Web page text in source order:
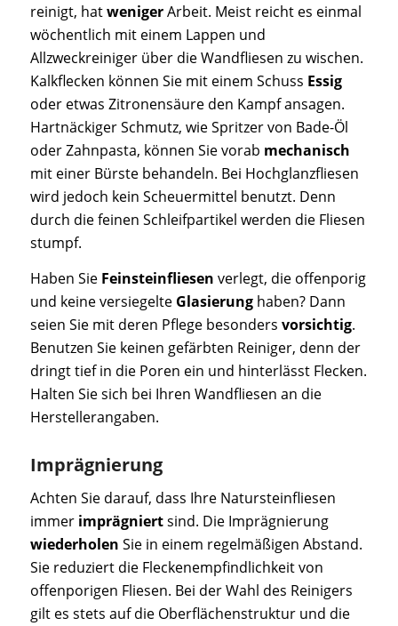
reinigt, hatwenigerArbeit. Meist reicht es einmal
wöchentlich mit einem Lappen und
Allzweckreiniger über die Wandfliesen zu wischen.
Kalkflecken können Sie mit einem Schuss Essig
oder etwas Zitronensäure den Kampf ansagen.
Hartnäckiger Schmutz, wie Spritzer von Bade-Öl
oder Zahnpasta, können Sie vorab mechanisch
mit einer Bürste behandeln. Bei Hochglanzfliesen
wird jedoch kein Scheuermittel benutzt. Denn
durch die feinen Schleifpartikel werden die Fliesen
stumpf.
Haben Sie Feinsteinfliesen verlegt, die offenporig
und keine versiegelte Glasierunghaben? Dann
seien Sie mit deren Pflege besonders vorsichtig.
Benutzen Sie keinen gefärbten Reiniger, denn der
dringt tief in die Poren ein und hinterlässt Flecken.
Halten Sie sich bei Ihren Wandfliesen an die
Herstellerangaben.
Imprägnierung
Achten Sie darauf, dass Ihre Natursteinfliesen
immer imprägniertsind. Die Imprägnierung
wiederholen Sie in einem regelmäßigen Abstand.
Sie reduziert die Fleckenempfindlichkeit von
offenporigen Fliesen. Bei der Wahl des Reinigers
gilt es stets auf die Oberflächenstruktur und die